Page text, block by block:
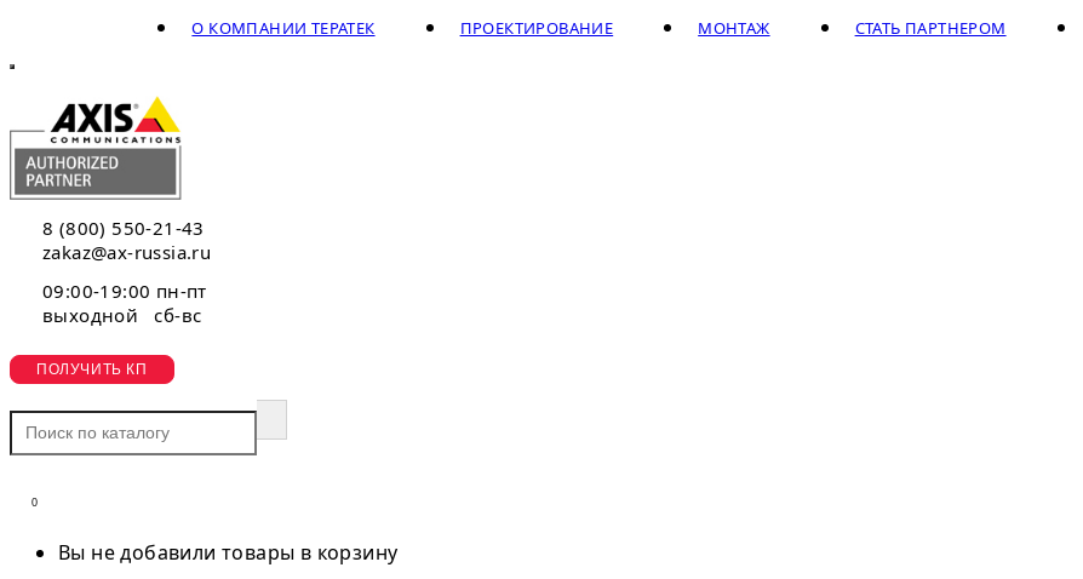
СТАТЬ ПАРТНЕРОМ
МОНТАЖ
ПРОЕКТИРОВАНИЕ
О КОМПАНИИ ТЕРАТЕК
8 (800) 550-21-43
zakaz@ax-russia.ru
09:00-19:00 пн-пт
выходной сб-вс
ПОЛУЧИТЬ КП
0
Вы не добавили товары в корзину